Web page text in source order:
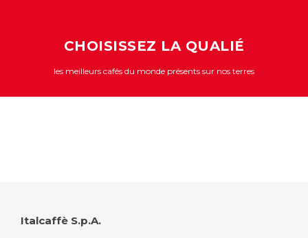
CHOISISSEZ LA QUALIÉ
les meilleurs cafés du monde présents sur nos terres
Italcaffè S.p.A.